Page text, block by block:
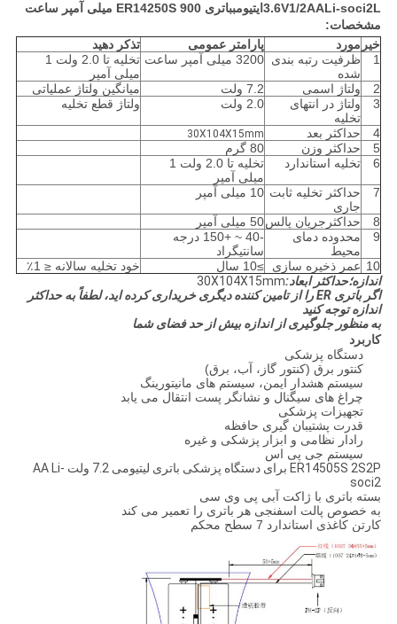
3.6V1/2AALi-soci2L ایتیومبباتری ER14250S 900 میلی آمپر ساعت
مشخصات:
خیر مورد پارامتر عمومی
تذکر دهید
1
ظرفیت رتبه بندی
شده
3200 میلی آمپر ساعت
تخلیه تا 2.0 ولت 1
میلی آمپر
2
ولتاژ اسمی 7.2 ولت
میانگین ولتاژ عملیاتی
3
ولتاژ در انتهای
تخلیه
2.0 ولت ولتاژ قطع تخلیه
4 حداکثر بعد 30X104X15mm
5 حداکثر وزن
80 گرم
6
تخلیه استاندارد
تخلیه تا 2.0 ولت 1
میلی آمپر
7
حداکثر تخلیه ثابت
جاری
10 میلی آمپر
8 حداکثرجریان پالس50 میلی آمپر
9
محدوده دمای
محیط
-40 ~ +150 درجه
سانتیگراد
10 عمر ذخیره سازی ≥10 سال
خود تخلیه سالانه ≤ 1٪
اندازه؛حداکثر ابعاد:30X104X15mm
اگر باتری ER را از تامین کننده دیگری خریداری کرده اید، لطفاً به حداکثر
اندازه توجه کنید
به منظور جلوگیری از اندازه بیش از حد فضای شما
کاربرد
دستگاه پزشکی
کنتور برق (کنتور گاز، آب، برق)
سیستم هشدار ایمن، سیستم های مانیتورینگ
چراغ های سیگنال و نشانگر پست انتقال می یابد
تجهیزات پزشکی
قدرت پشتیبان گیری حافظه
رادار نظامی و ابزار پزشکی و غیره
سیستم جی پی اس
ER14505S 2S2P برای دستگاه پزشکی باتری لیتیومی 7.2 ولت AA Li-
soci2
بسته باتری با ژاکت آبی پی وی سی
به خصوص پالت اسفنجی هر باتری را تعمیر می کند
کارتن کاغذی استاندارد 7 سطح محکم